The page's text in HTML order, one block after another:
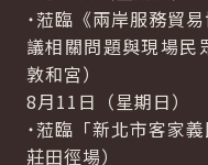
˙蒞臨《兩岸服務貿
議相關問題與現場民
敦和宮）
8月11日（星期日）
˙蒞臨「新北市客家
莊田徑場）